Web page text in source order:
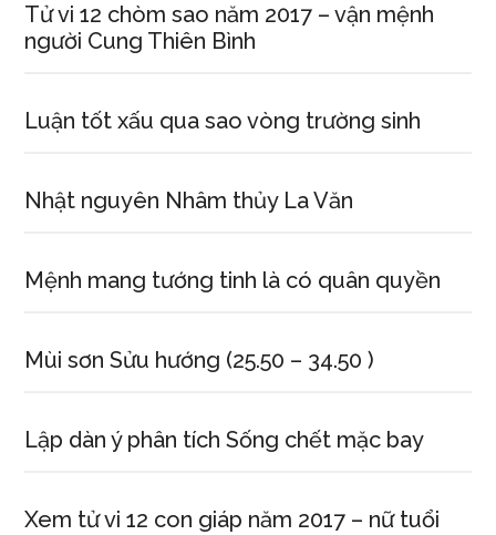
Tử vi 12 chòm sao năm 2017 – vận mệnh
người Cung Thiên Bình
Luận tốt xấu qua sao vòng trường sinh
Nhật nguyên Nhâm thủy La Văn
Mệnh mang tướng tinh là có quân quyền
Mùi sơn Sửu hướng (25.50 – 34.50 )
Lập dàn ý phân tích Sống chết mặc bay
Xem tử vi 12 con giáp năm 2017 – nữ tuổi